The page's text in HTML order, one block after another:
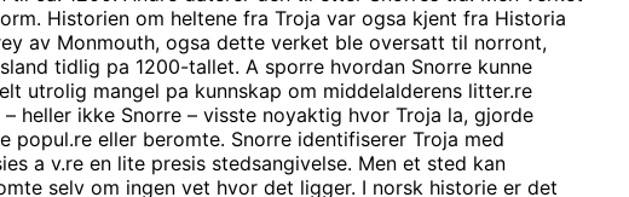
Historien om heltene fra Troja var ogsa kjent fra Historia
av Monmouth, ogsa dette verket ble oversatt til norront,
tidlig pa 1200-tallet. A sporre hvordan Snorre kunne
utrolig mangel pa kunnskap om middelalderens litter.re
heller ikke Snorre – visste noyaktig hvor Troja la, gjorde
popul.re eller beromte. Snorre identifiserer Troja med
a v.re en lite presis stedsangivelse. Men et sted kan
selv om ingen vet hvor det ligger. I norsk historie er det